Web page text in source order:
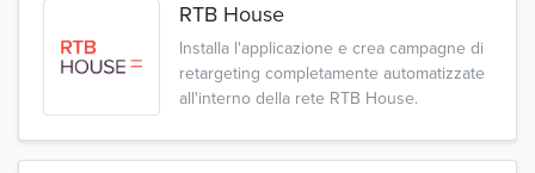
RTB House
Installa l'applicazione e crea campagne di
retargeting completamente automatizzate
all'interno della rete RTB House.